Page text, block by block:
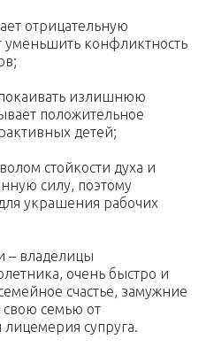
отрицательную
уменьшить конфликтность
излишнюю
положительное
детей;
стойкости духа и
силу, поэтому
украшения рабочих
– владелицы
очень быстро и
счастье, замужние
семью от
супруга.